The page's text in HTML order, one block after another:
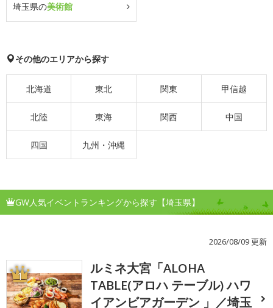
埼玉県の美術館
その他のエリアから探す
北海道 東北 関東 甲信越
北陸 東海 関西 中国
四国 九州・沖縄
GW人気イベントランキングから探す【埼玉県】
2026/08/09 更新
1
ルミネ大宮「ALOHA
TABLE(アロハ テーブル) ハワ
イアンビアガーデン 」／埼玉